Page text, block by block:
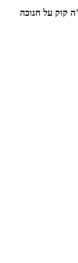
קוק על חנוכה